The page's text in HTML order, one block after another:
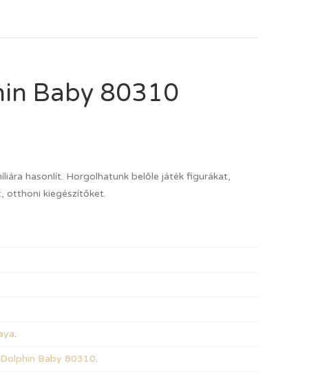
Baby 80310
hasonlít. Horgolhatunk belőle játék figurákat,
otthoni kiegészítőket.
.
Baby 80310.